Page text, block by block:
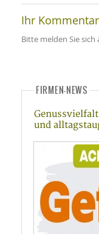
Ihr
Bitte melden Sie
FIRMEN-NEWS
und